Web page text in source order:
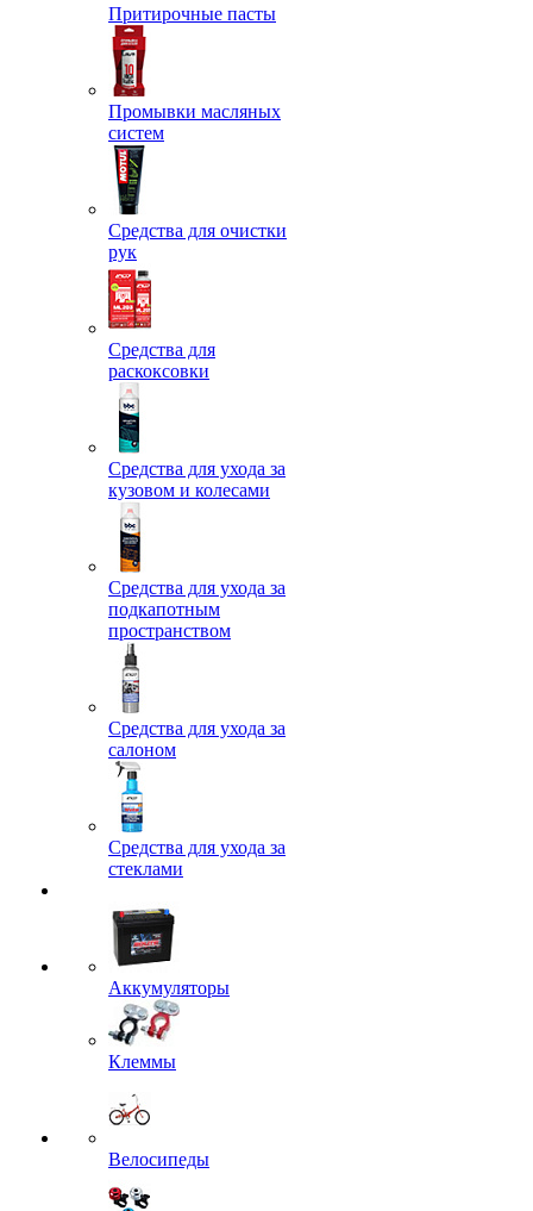
Притирочные пасты
Промывки масляных
систем
Средства для очистки
рук
Средства для
раскоксовки
Средства для ухода за
кузовом и колесами
Средства для ухода за
подкапотным
пространством
Средства для ухода за
салоном
Средства для ухода за
стеклами
Аккумуляторы
Клеммы
Велосипеды